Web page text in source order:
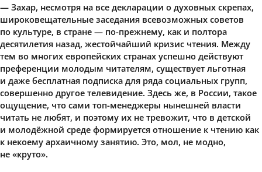
— Захар, несмотря на все декларации о духовных скрепах,
широковещательные заседания всевозможных советов
по культуре, в стране — по-прежнему, как и полтора
десятилетия назад, жестойчайший кризис чтения. Между
тем во многих европейских странах успешно действуют
преференции молодым читателям, существует льготная
и даже бесплатная подписка для ряда социальных групп,
совершенно другое телевидение. Здесь же, в России, такое
ощущение, что сами топ-менеджеры нынешней власти
читать не любят, и поэтому их не тревожит, что в детской
и молодёжной среде формируется отношение к чтению как
к некоему архаичному занятию. Это, мол, не модно,
не «круто».